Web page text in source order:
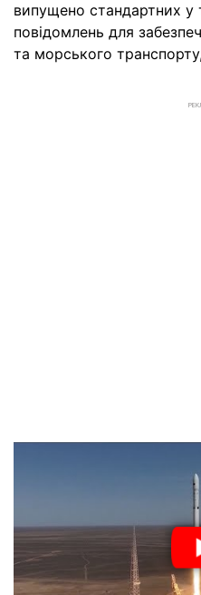
випущено стандартних у
повідомлень для
та морського